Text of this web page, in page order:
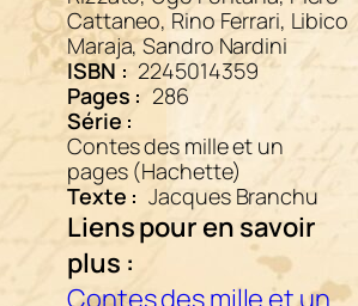
Cattaneo, Rino Ferrari, Libico
Maraja, Sandro Nardini
ISBN : 2245014359
Pages : 286
Série :
Contes des mille et un
pages (Hachette)
Texte : Jacques Branchu
Liens pour en savoir
plus :
Contes des mille et un